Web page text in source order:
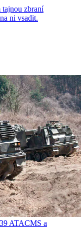
zbraní
ni vsadit.
ATACMS a